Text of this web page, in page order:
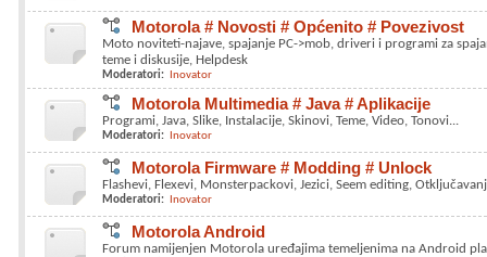
Motorola # Novosti # Općenito # Povezivost
Moto noviteti-najave, spajanje PC->mob, driveri i programi za
teme i diskusije, Helpdesk
Moderatori: Inovator
Motorola Multimedia # Java # Aplikacije
Programi, Java, Slike, Instalacije, Skinovi, Teme, Video, Tonovi...
Moderatori: Inovator
Motorola Firmware # Modding # Unlock
Flashevi, Flexevi, Monsterpackovi, Jezici, Seem editing,
Moderatori: Inovator
Motorola Android
Forum namijenjen Motorola uređajima temeljenima na Android